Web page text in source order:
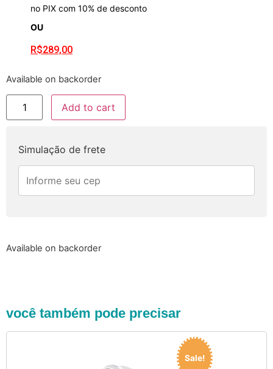
R$289,00
Available on backorder
no PIX com 10% de desconto
OU
Add to cart
Simulação de frete
Available on backorder
Sale!